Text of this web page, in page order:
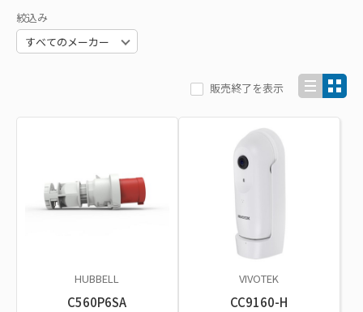
絞込み
販売終了を表示
HUBBELL
C560P6SA
VIVOTEK
CC9160-H